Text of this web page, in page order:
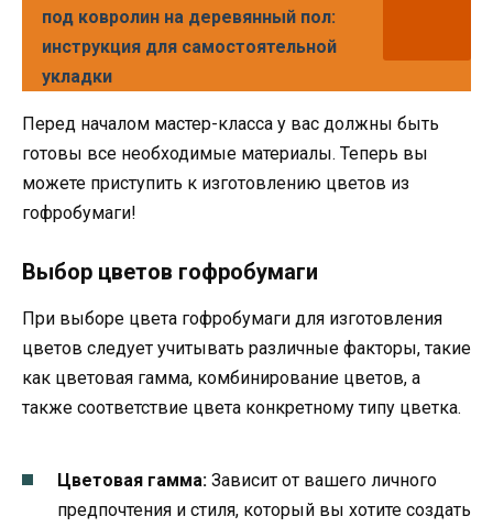
под ковролин на деревянный пол:
инструкция для самостоятельной
укладки
Перед началом мастер-класса у вас должны быть
готовы все необходимые материалы. Теперь вы
можете приступить к изготовлению цветов из
гофробумаги!
Выбор цветов гофробумаги
При выборе цвета гофробумаги для изготовления
цветов следует учитывать различные факторы, такие
как цветовая гамма, комбинирование цветов, а
также соответствие цвета конкретному типу цветка.
Цветовая гамма: Зависит от вашего личного
предпочтения и стиля, который вы хотите создать